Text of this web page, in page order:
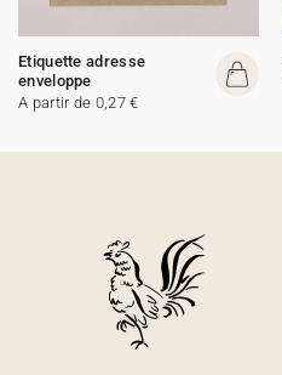
Etiquette adresse
enveloppe
A partir de 0,27 €